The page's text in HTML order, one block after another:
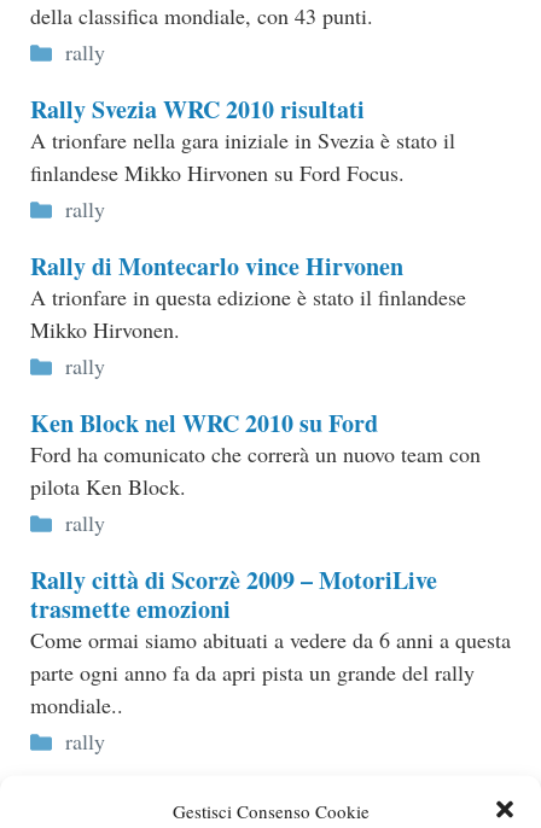
Gestisci Consenso Cookie
della classifica mondiale, con 43 punti.
Categorie
rally
Rally Svezia WRC 2010 risultati
A trionfare nella gara iniziale in Svezia è stato il
finlandese Mikko Hirvonen su Ford Focus.
Categorie
rally
Rally di Montecarlo vince Hirvonen
A trionfare in questa edizione è stato il finlandese
Mikko Hirvonen.
Categorie
rally
Ken Block nel WRC 2010 su Ford
Ford ha comunicato che correrà un nuovo team con
pilota Ken Block.
Categorie
rally
Rally città di Scorzè 2009 – MotoriLive
trasmette emozioni
Come ormai siamo abituati a vedere da 6 anni a questa
parte ogni anno fa da apri pista un grande del rally
mondiale..
Categorie
rally
Raikkonen debutta nel Rally di Finlandia